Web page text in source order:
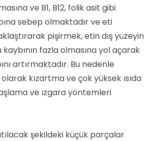
ve B1, B12, folik asit gibi
sebep olmaktadır ve eti
pişirmek, etin dış yüzeyin
kaybının fazla olmasına yol açarak
artırmaktadır. Bu nedenle
kızartma ve çok yüksek ısıda
ve ızgara yöntemleri
şekildeki küçük parçalar